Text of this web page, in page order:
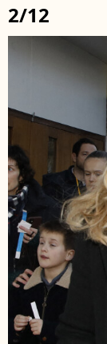
2/12